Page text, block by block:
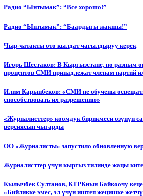
Радио “Ынтымак”: “Все хорошо!”
Радио “Ынтымак”: “Баардыгы жакшы!”
Чыр-чатакты өтө кылдат чагылдыруу керек
Игорь Шестаков: В Кыргызстане, по разным
процентов СМИ принадлежат членам партий
Илим Карыпбеков: «СМИ не обучены
способствовать их разрешению»
«Журналисттер» коомдук бирикмеси өзүнүн
версиясын чыгарды
ОО «Журналисты» запустило обновленную
Журналисттер үчүн кыргыз тилинде жаңы
Кылычбек Султанов, КТРКнын Байкоочу
«Бийликке эмес, эл үчүн иштеп жеңишке жетчү